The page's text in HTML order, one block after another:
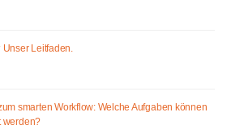
Unser Leitfaden.
smarten Workflow: Welche Aufgaben können
werden?